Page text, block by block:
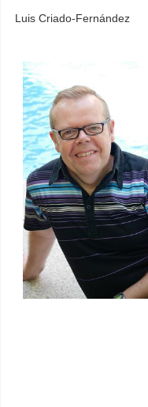
Luis Criado-Fernández